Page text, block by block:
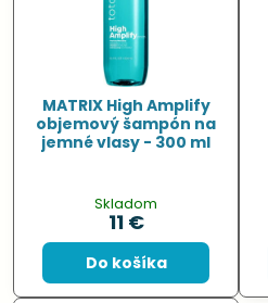
MATRIX High Amplify
objemový šampón na
jemné vlasy - 300 ml
Skladom
11 €
Do košíka